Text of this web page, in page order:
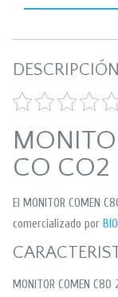
DESCRIPCIÓN
CO CO2
El MONITOR COMEN
comercializado por
MONITOR COMEN